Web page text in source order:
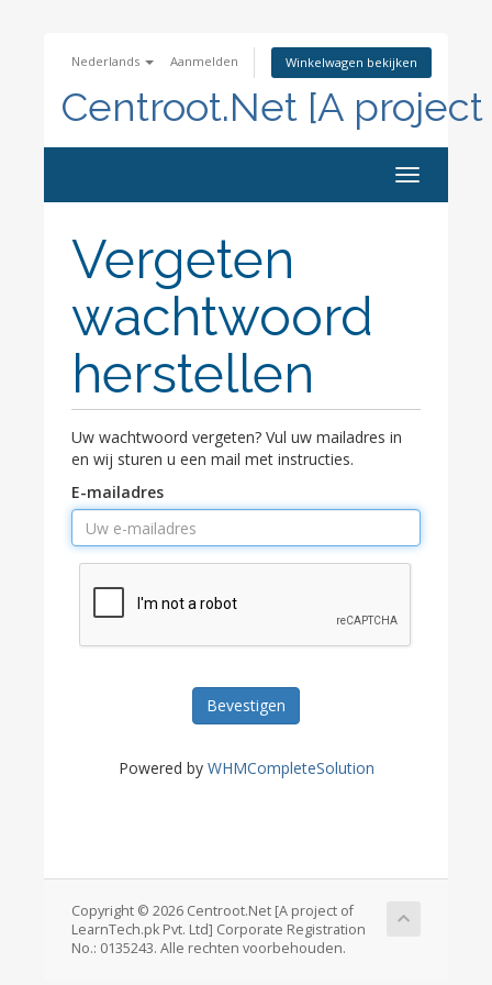
Nederlands Aanmelden Winkelwagen bekijken
Centroot.Net [A
Navigatie
in-/
Vergeten
wachtwoord
herstellen
Uw wachtwoord vergeten? Vul uw mailadres in
en wij sturen u een mail met instructies.
E-mailadres
Bevestigen
Powered by WHMCompleteSolution
Copyright © 2026 Centroot.Net [A project of
LearnTech.pk Pvt. Ltd] Corporate Registration
No.: 0135243. Alle rechten voorbehouden.